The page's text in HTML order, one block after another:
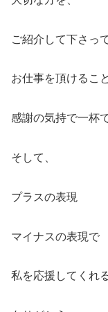
ご紹介して下さっ
お仕事を頂けるこ
感謝の気持で一杯
そして、
プラスの表現
マイナスの表現で
私を応援してくれ